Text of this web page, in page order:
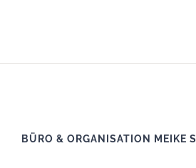
BÜRO & ORGANISATION MEIKE